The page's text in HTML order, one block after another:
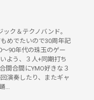
ク＆テクノバンド。
めでたいので30周年記
90年代の珠玉のゲー
よう、３人+同期打ち
間合間にYMO好きな３
演奏したり、またギャ
...